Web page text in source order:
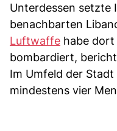
Unterdessen setzte
benachbarten
Luftwaffe habe dort
bombardiert,
Im Umfeld der
mindestens vier